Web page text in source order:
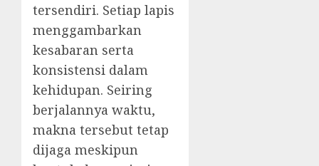
tersendiri. Setiap lapis
menggambarkan
kesabaran serta
konsistensi dalam
kehidupan. Seiring
berjalannya waktu,
makna tersebut tetap
dijaga meskipun